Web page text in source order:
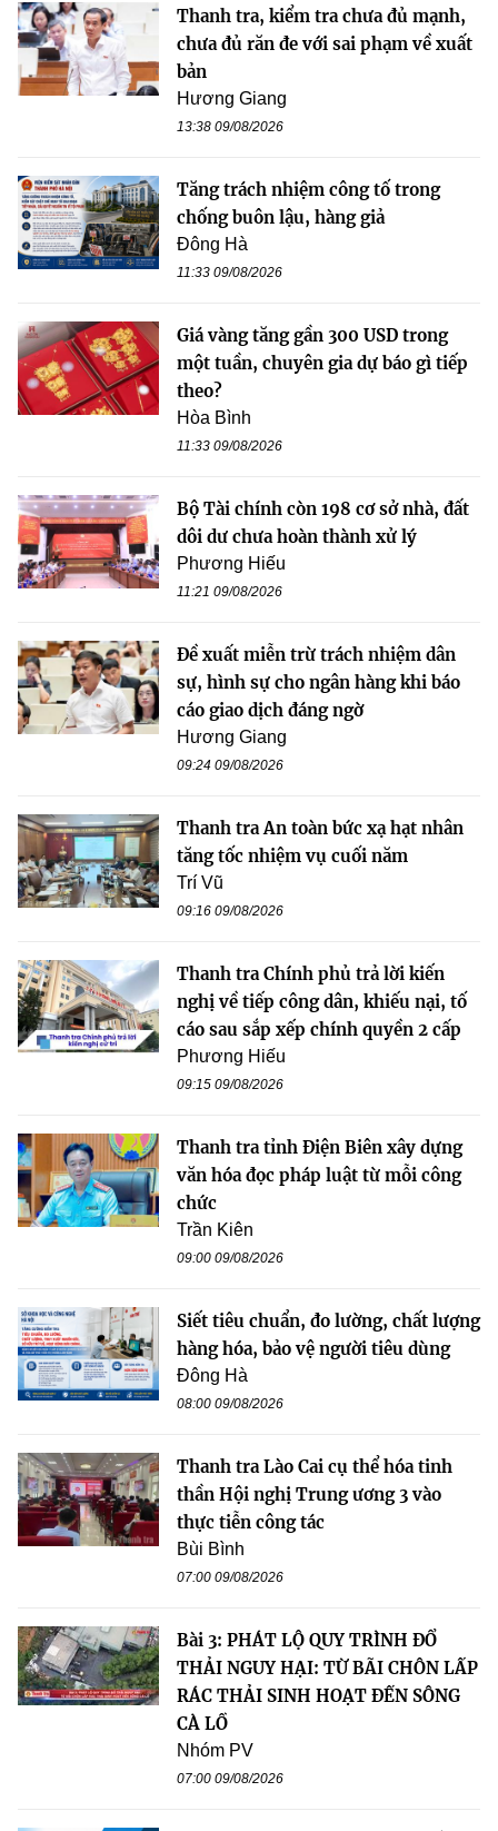
Thanh tra, kiểm tra chưa đủ mạnh,
chưa đủ răn đe với sai phạm về xuất
bản
Hương Giang
13:38 09/08/2026
Tăng trách nhiệm công tố trong
chống buôn lậu, hàng giả
Đông Hà
11:33 09/08/2026
Giá vàng tăng gần 300 USD trong
một tuần, chuyên gia dự báo gì tiếp
theo?
Hòa Bình
11:33 09/08/2026
Bộ Tài chính còn 198 cơ sở nhà, đất
dôi dư chưa hoàn thành xử lý
Phương Hiếu
11:21 09/08/2026
Đề xuất miễn trừ trách nhiệm dân
sự, hình sự cho ngân hàng khi báo
cáo giao dịch đáng ngờ
Hương Giang
09:24 09/08/2026
Thanh tra An toàn bức xạ hạt nhân
tăng tốc nhiệm vụ cuối năm
Trí Vũ
09:16 09/08/2026
Thanh tra Chính phủ trả lời kiến
nghị về tiếp công dân, khiếu nại, tố
cáo sau sắp xếp chính quyền 2 cấp
Phương Hiếu
09:15 09/08/2026
Thanh tra tỉnh Điện Biên xây dựng
văn hóa đọc pháp luật từ mỗi công
chức
Trần Kiên
09:00 09/08/2026
Siết tiêu chuẩn, đo lường, chất lượng
hàng hóa, bảo vệ người tiêu dùng
Đông Hà
08:00 09/08/2026
Thanh tra Lào Cai cụ thể hóa tinh
thần Hội nghị Trung ương 3 vào
thực tiễn công tác
Bùi Bình
07:00 09/08/2026
Bài 3: PHÁT LỘ QUY TRÌNH ĐỔ
THẢI NGUY HẠI: TỪ BÃI CHÔN LẤP
RÁC THẢI SINH HOẠT ĐẾN SÔNG
CÀ LỒ
Nhóm PV
07:00 09/08/2026